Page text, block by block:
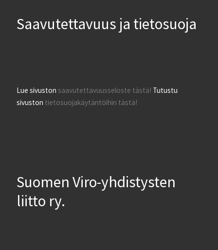
Saavutettavuus ja tietosuoja
Lue sivustonsaavutettavuusseloste tästä! Tutustu
sivuston tietosuojakäytäntöihin tästä!
Suomen Viro-yhdistysten
liitto ry.